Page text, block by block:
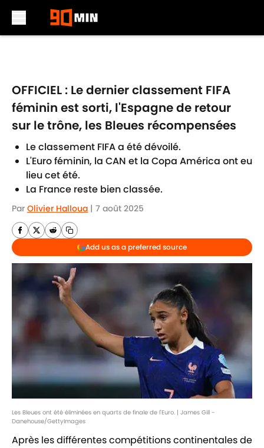
OFFICIEL : Le dernier classement FIFA
féminin est sorti, l'Espagne de retour
sur le trône, les Bleues récompensées
Le classement FIFA a été dévoilé.
L'Euro féminin, la CAN et la Copa América ont eu
lieu cet été.
La France reste bien classée.
Par Olivier Halloua | 7 août 2025
Add us as a preferred source
Les Bleues ont été éliminées en quarts de finale de l'Euro. | James Gill -
Danehouse/GettyImages
Après les différentes compétitions continentales de